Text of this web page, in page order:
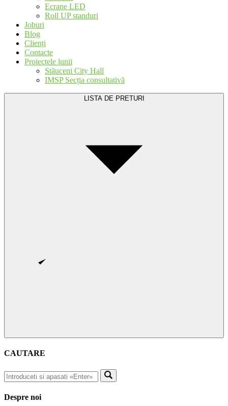
Ecrane LED
Roll UP standuri
Joburi
Blog
Clienți
Contacte
Proiectele lunii
Stăuceni City Hall
IMSP Secția consultativă
LISTA DE PRETURI
CAUTARE
Despre noi